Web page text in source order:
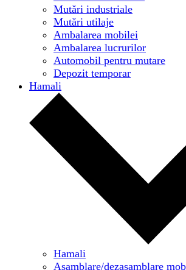
Mutări industriale
Mutări utilaje
Ambalarea mobilei
Ambalarea lucrurilor
Automobil pentru mutare
Depozit temporar
Hamali
Hamali
Asamblare/dezasamblare